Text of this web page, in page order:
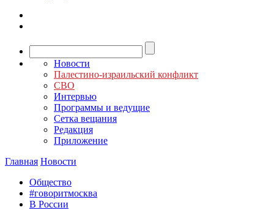
Новости
Палестино-израильский конфликт
СВО
Интервью
Программы и ведущие
Сетка вещания
Редакция
Приложение
Главная Новости
Общество
#говоритмосква
В России